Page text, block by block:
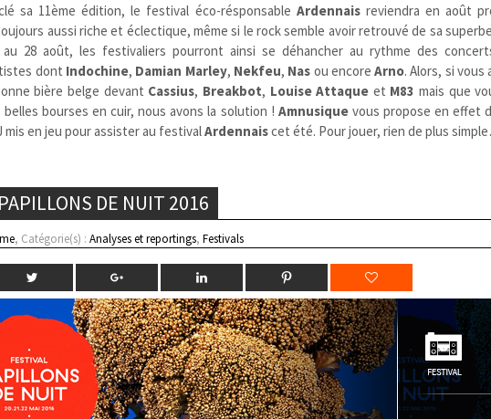
sa 11ème édition, le festival éco-résponsable Ardennaisreviendra en août
aussi riche et éclectique, même si le rock semble avoir retrouvé de sa
au 28 août, les festivaliers pourront ainsi se déhancher au rythme des
dont Indochine, Damian Marley, Nekfeu, Nas ou encoreArno. Alors, si vous
bière belge devant Cassius, Breakbot, Louise Attaque et M83 mais que
belles bourses en cuir, nous avons la solution ! Amnusiquevous propose en effet
mis en jeu pour assister au festivalArdennaiscet été. Pour jouer, rien de plus
DE NUIT 2016
, Catégorie(s) :Analyses et reportings,Festivals